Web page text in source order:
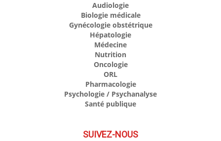
Audiologie
Biologie médicale
Gynécologie obstétrique
Hépatologie
Médecine
Nutrition
Oncologie
ORL
Pharmacologie
Psychologie / Psychanalyse
Santé publique
SUIVEZ-NOUS